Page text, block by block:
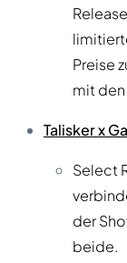
Preise
mit
Talisker x
Select
der
beide.